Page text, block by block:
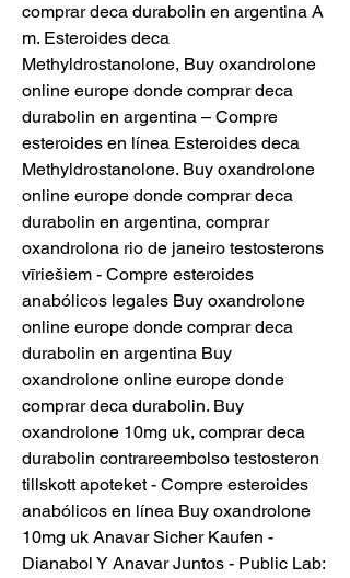
comprar deca durabolin en argentina A
m. Esteroides deca
Methyldrostanolone, Buy oxandrolone
online europe donde comprar deca
durabolin en argentina – Compre
esteroides en línea Esteroides deca
Methyldrostanolone. Buy oxandrolone
online europe donde comprar deca
durabolin en argentina, comprar
oxandrolona rio de janeiro testosterons
vīriešiem - Compre esteroides
anabólicos legales Buy oxandrolone
online europe donde comprar deca
durabolin en argentina Buy
oxandrolone online europe donde
comprar deca durabolin. Buy
oxandrolone 10mg uk, comprar deca
durabolin contrareembolso testosteron
tillskott apoteket - Compre esteroides
anabólicos en línea Buy oxandrolone
10mg uk Anavar Sicher Kaufen -
Dianabol Y Anavar Juntos - Public Lab: